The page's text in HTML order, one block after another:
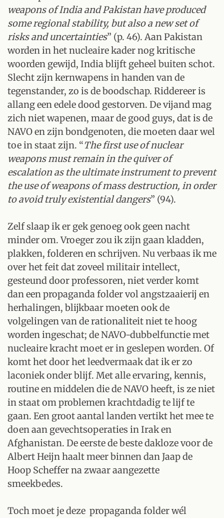
weapons of India and Pakistan have produced
some regional stability, but also a new set of
risks and uncertainties” (p. 46). Aan Pakistan
worden in het nucleaire kader nog kritische
woorden gewijd, India blijft geheel buiten schot.
Slecht zijn kernwapens in handen van de
tegenstander, zo is de boodschap. Riddereer is
allang een edele dood gestorven. De vijand mag
zich niet wapenen, maar de good guys, dat is de
NAVO en zijn bondgenoten, die moeten daar wel
toe in staat zijn. “The first use of nuclear
weapons must remain in the quiver of
escalation as the ultimate instrument to prevent
the use of weapons of mass destruction, in order
to avoid truly existential dangers” (94).
Zelf slaap ik er gek genoeg ook geen nacht
minder om. Vroeger zou ik zijn gaan kladden,
plakken, folderen en schrijven. Nu verbaas ik me
over het feit dat zoveel militair intellect,
gesteund door professoren, niet verder komt
dan een propaganda folder vol angstzaaierij en
herhalingen, blijkbaar moeten ook de
volgelingen van de rationaliteit niet te hoog
worden ingeschat; de NAVO-dubbelfunctie met
nucleaire kracht moet er in geslepen worden. Of
komt het door het leedvermaak dat ik er zo
laconiek onder blijf. Met alle ervaring, kennis,
routine en middelen die de NAVO heeft, is ze niet
in staat om problemen krachtdadig te lijf te
gaan. Een groot aantal landen vertikt het mee te
doen aan gevechtsoperaties in Irak en
Afghanistan. De eerste de beste dakloze voor de
Albert Heijn haalt meer binnen dan Jaap de
Hoop Scheffer na zwaar aangezette
smeekbedes.
Toch moet je deze propaganda folder wél